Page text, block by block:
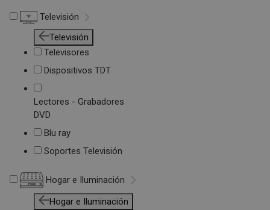
Televisión
Televisión
Televisores
Dispositivos TDT
Lectores - Grabadores
DVD
Blu ray
Soportes Televisión
Hogar e Iluminación
Hogar e Iluminación